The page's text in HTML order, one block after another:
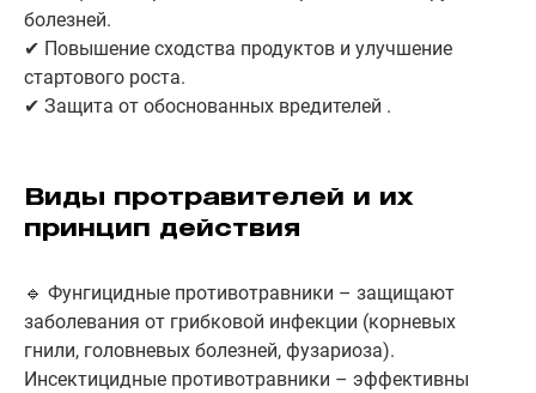
болезней.
✔ Повышение сходства продуктов и улучшение
стартового роста.
✔ Защита от обоснованных вредителей .
Виды протравителей и их
принцип действия
🔹 Фунгицидные противотравники – защищают
заболевания от грибковой инфекции (корневых
гнили, головневых болезней, фузариоза).
Инсектицидные противотравники – эффективны